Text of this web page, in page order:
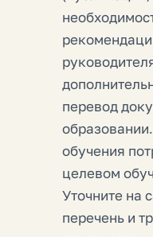
перевод
обучения
целевом
Уточните на
перечень и